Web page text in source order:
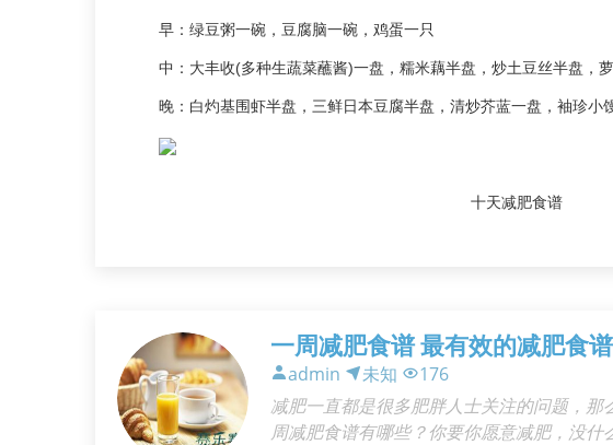
早：绿豆粥一碗，豆腐脑一碗，鸡蛋一只
中：大丰收(多种生蔬菜蘸酱)一盘，糯米藕半盘，炒土豆丝半盘，
晚：白灼基围虾半盘，三鲜日本豆腐半盘，清炒芥蓝一盘，袖珍小
十天减肥食谱
一周减肥食谱 最有效的减肥食谱
admin 未知
176
减肥一直都是很多肥胖人士关注的问题，
周减肥食谱有哪些？你要你愿意减肥，没什